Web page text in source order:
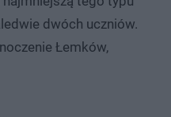
dwóch uczniów.
Łemków,